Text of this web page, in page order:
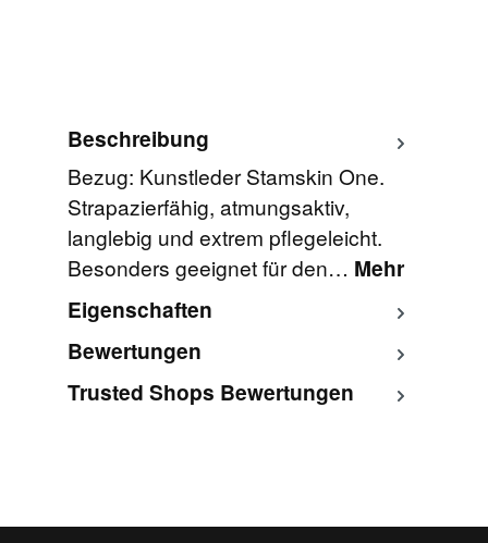
Beschreibung
Bezug: Kunstleder Stamskin One.
Strapazierfähig, atmungsaktiv,
langlebig und extrem pflegeleicht.
Besonders geeignet für den… Mehr
Eigenschaften
Bewertungen
Trusted Shops Bewertungen